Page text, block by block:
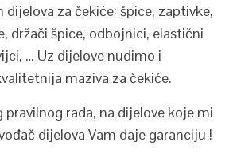
dijelova za čekiće: špice, zaptivke,
držači špice, odbojnici, elastični
… Uz dijelove nudimo i
maziva za čekiće.
pravilnog rada, na dijelove koje mi
dijelova Vam daje garanciju !